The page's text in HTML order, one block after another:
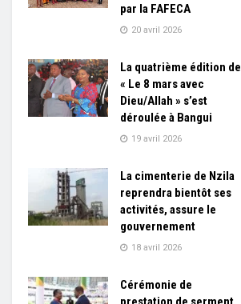
par la FAFECA
20 avril 2026
La quatrième édition de
« Le 8 mars avec
Dieu/Allah » s’est
déroulée à Bangui
19 avril 2026
La cimenterie de Nzila
reprendra bientôt ses
activités, assure le
gouvernement
18 avril 2026
Cérémonie de